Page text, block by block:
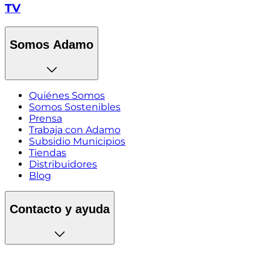
TV
Somos Adamo
Quiénes Somos
Somos Sostenibles
Prensa
Trabaja con Adamo
Subsidio Municipios
Tiendas
Distribuidores
Blog
Contacto y ayuda